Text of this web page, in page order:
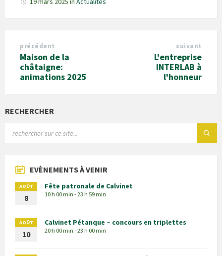
précédent
Maison de la
châtaigne:
animations 2025
suivant
L'entreprise
INTERLAB à
l'honneur
RECHERCHER
EVÈNEMENTS À VENIR
AOÛT
8
Fête patronale de Calvinet
10 h 00 min - 23 h 59 min
AOÛT
10
Calvinet Pétanque – concours en triplettes
20 h 00 min - 23 h 00 min